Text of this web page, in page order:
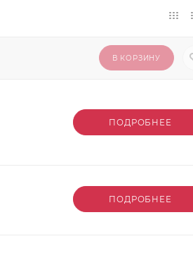
В КОРЗИНУ
ПОДРОБНЕЕ
ПОДРОБНЕЕ